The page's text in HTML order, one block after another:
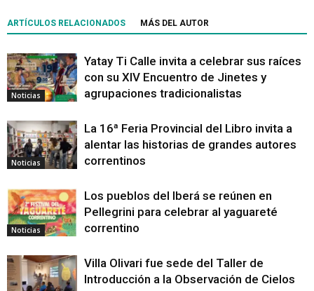
ARTÍCULOS RELACIONADOS MÁS DEL AUTOR
Noticias
Yatay Ti Calle invita a celebrar sus raíces
con su XIV Encuentro de Jinetes y
agrupaciones tradicionalistas
Noticias
La 16ª Feria Provincial del Libro invita a
alentar las historias de grandes autores
correntinos
Noticias
Los pueblos del Iberá se reúnen en
Pellegrini para celebrar al yaguareté
correntino
Villa Olivari fue sede del Taller de
Introducción a la Observación de Cielos